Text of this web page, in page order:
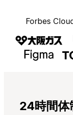
Forbes
24時間体